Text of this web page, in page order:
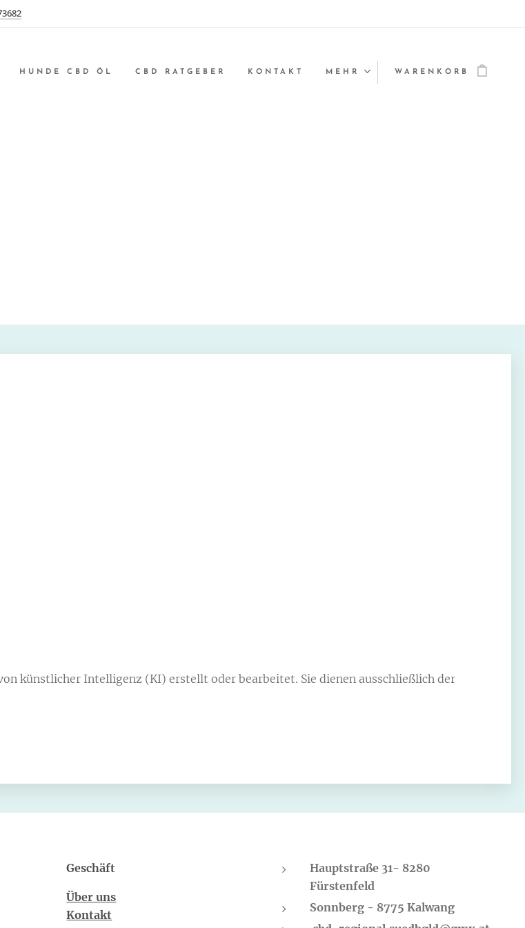
HUNDE CBD ÖL CBD RATGEBER KONTAKT MEHR WARENKORB
künstlicher Intelligenz (KI) erstellt oder bearbeitet. Sie dienen ausschließlich der
Geschäft
Über uns
Kontakt
Hauptstraße 31- 8280
Fürstenfeld
Sonnberg - 8775 Kalwang